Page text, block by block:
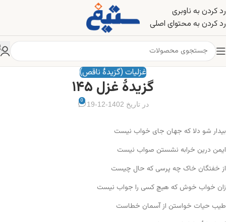
رد کردن به ناوبری
رد کردن به محتوای اصلی
غزلیات (گزیدهٔ ناقص)
گزیدهٔ غزل ۱۴۵
در تاریخ 1402-12-19 0
بیدار شو دلا که جهان جای خواب نیست
ایمن درین خرابه نشستن صواب نیست
از خفتگان خاک چه پرسی که حال چیست
زان خواب خوش که هیچ کسی را جواب نیست
طیب حیات خواستن از آسمان خطاست